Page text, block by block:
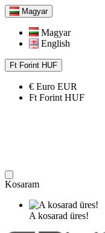
Magyar
Magyar
English
Ft Forint HUF
€ Euro EUR
Ft Forint HUF
Kosaram
A kosarad üres!